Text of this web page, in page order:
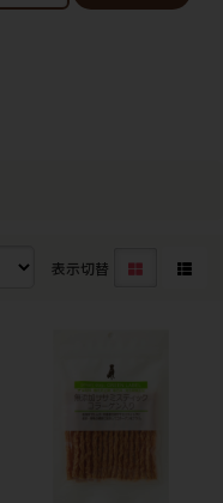
表示切替